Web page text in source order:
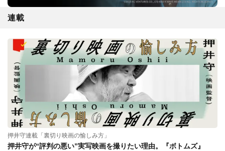
連載
押井守連載「裏切り映画の愉しみ方」
押井守が“評判の悪い”実写映画を撮りたい理由。『ボトムズ』